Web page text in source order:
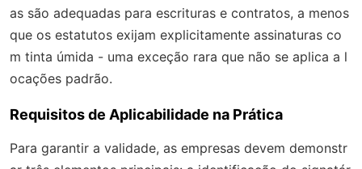
as são adequadas para escrituras e contratos, a menos
que os estatutos exijam explicitamente assinaturas co
m tinta úmida - uma exceção rara que não se aplica a l
ocações padrão.
Requisitos de Aplicabilidade na Prática
Para garantir a validade, as empresas devem demonstr